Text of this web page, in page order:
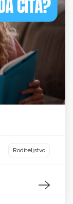
Roditeljstvo